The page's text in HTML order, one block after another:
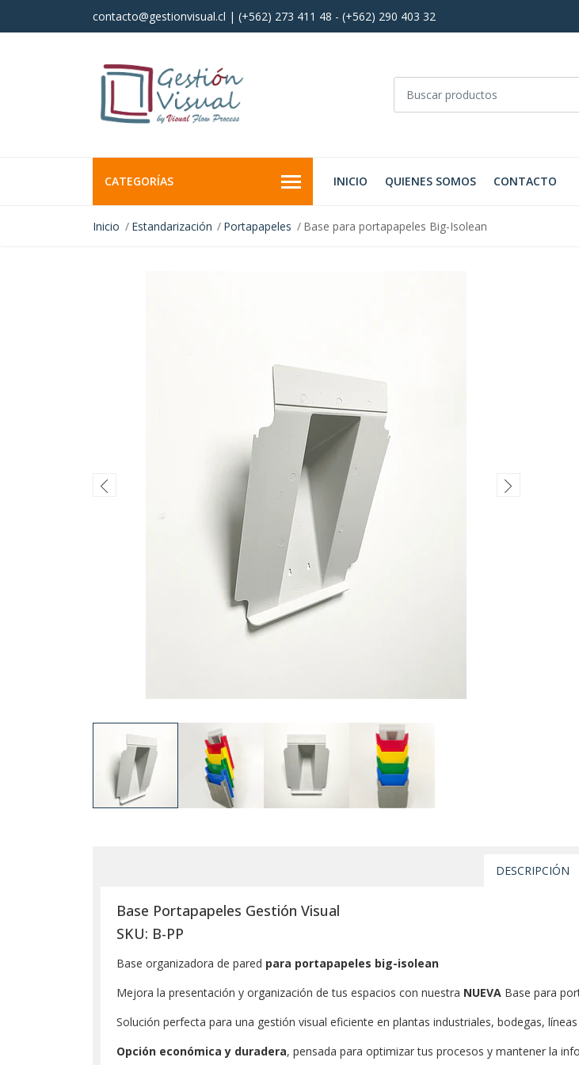
contacto@gestionvisual.cl | (+562) 273 411 48 - (+562) 290 403 32
CATEGORÍAS INICIO QUIENES SOMOS CONTACTO
Inicio Estandarización Portapapeles Base para portapapeles Big-Isolean
DESCRIPCIÓN
Base Portapapeles Gestión Visual
SKU: B-PP
Base organizadora de pared para portapapeles big-isolean
​Mejora la presentación y organización de tus espacios con nuestra NUEVA Base para
Solución perfecta para una gestión visual eficiente en plantas industriales, bodegas,
Opción económica y duradera, pensada para optimizar tus procesos y mantener la